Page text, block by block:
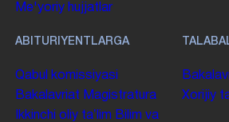
Me'yoriy hujjatlar
ABITURIYENTLARGA
Qabul komissiyasi
Bakalavriat Magistratura
Ikkinchi oliy taʼlim Bilim va
Xorijiy